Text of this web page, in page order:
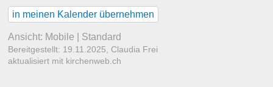
in meinen Kalender übernehmen
Ansicht: Mobile Standard
Bereitgestellt: 19.11.2025, Claudia Frei
aktualisiert mit kirchenweb.ch